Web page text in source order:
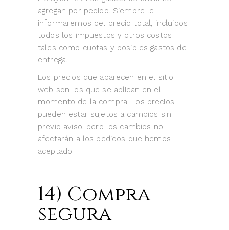
agregan por pedido. Siempre le
informaremos del precio total, incluidos
todos los impuestos y otros costos
tales como cuotas y posibles gastos de
entrega.
Los precios que aparecen en el sitio
web son los que se aplican en el
momento de la compra. Los precios
pueden estar sujetos a cambios sin
previo aviso, pero los cambios no
afectarán a los pedidos que hemos
aceptado.
14) Compra
segura